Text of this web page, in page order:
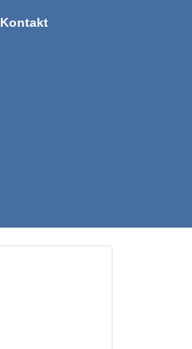
Kontakt